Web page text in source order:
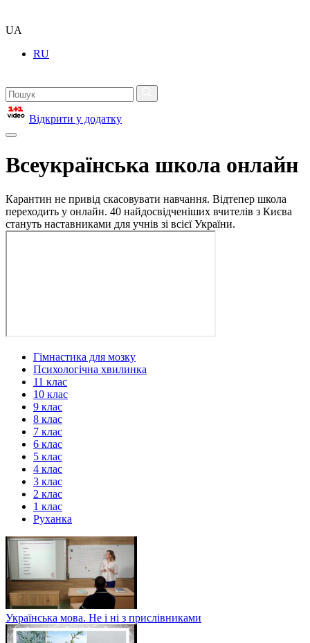
UA
RU
Відкрити у додатку
Всеукраїнська школа онлайн
Карантин не привід скасовувати навчання. Відтепер школа
переходить у онлайн. 40 найдосвідченіших вчителів з Києва
стануть наставниками для учнів зі всієї України.
Гімнастика для мозку
Психологічна хвилинка
11 клас
10 клас
9 клас
8 клас
7 клас
6 клас
5 клас
4 клас
3 клас
2 клас
1 клас
Руханка
Українська мова. Не і ні з прислівниками